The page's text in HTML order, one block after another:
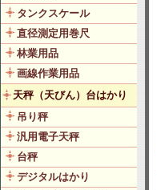
タンクスケール
直径測定用巻尺
林業用品
画線作業用品
天秤（天びん）台はかり
吊り秤
汎用電子天秤
台秤
デジタルはかり